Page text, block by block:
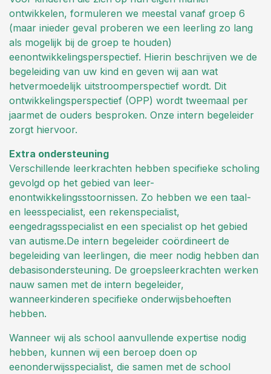
ontwikkelen, formuleren we meestal vanaf groep 6
(maar inieder geval proberen we een leerling zo lang
als mogelijk bij de groep te houden)
eenontwikkelingsperspectief. Hierin beschrijven we de
begeleiding van uw kind en geven wij aan wat
hetvermoedelijk uitstroomperspectief wordt. Dit
ontwikkelingsperspectief (OPP) wordt tweemaal per
jaarmet de ouders besproken. Onze intern begeleider
zorgt hiervoor.
Extra ondersteuning
Verschillende leerkrachten hebben specifieke scholing
gevolgd op het gebied van leer-
enontwikkelingsstoornissen. Zo hebben we een taal-
en leesspecialist, een rekenspecialist,
eengedragsspecialist en een specialist op het gebied
van autisme.De intern begeleider coördineert de
begeleiding van leerlingen, die meer nodig hebben dan
debasisondersteuning. De groepsleerkrachten werken
nauw samen met de intern begeleider,
wanneerkinderen specifieke onderwijsbehoeften
hebben.
Wanneer wij als school aanvullende expertise nodig
hebben, kunnen wij een beroep doen op
eenonderwijsspecialist, die samen met de school